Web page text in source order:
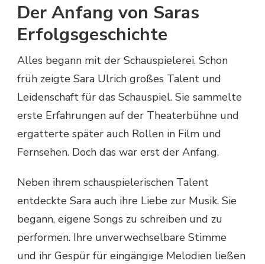
Der Anfang von Saras
Erfolgsgeschichte
Alles begann mit der Schauspielerei. Schon
früh zeigte Sara Ulrich großes Talent und
Leidenschaft für das Schauspiel. Sie sammelte
erste Erfahrungen auf der Theaterbühne und
ergatterte später auch Rollen in Film und
Fernsehen. Doch das war erst der Anfang.
Neben ihrem schauspielerischen Talent
entdeckte Sara auch ihre Liebe zur Musik. Sie
begann, eigene Songs zu schreiben und zu
performen. Ihre unverwechselbare Stimme
und ihr Gespür für eingängige Melodien ließen